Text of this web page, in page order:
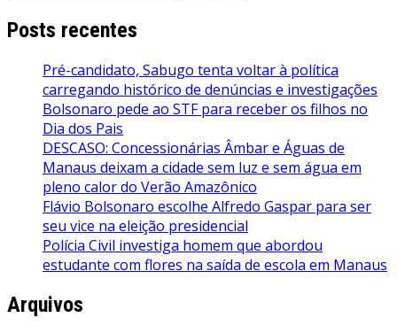
Posts recentes
Pré-candidato, Sabugo tenta voltar à política
carregando histórico de denúncias e investigações
Bolsonaro pede ao STF para receber os filhos no
Dia dos Pais
DESCASO: Concessionárias Âmbar e Águas de
Manaus deixam a cidade sem luz e sem água em
pleno calor do Verão Amazônico
Flávio Bolsonaro escolhe Alfredo Gaspar para ser
seu vice na eleição presidencial
Polícia Civil investiga homem que abordou
estudante com flores na saída de escola em Manaus
Arquivos